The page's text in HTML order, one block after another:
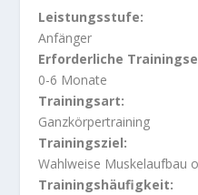
Leistungsstufe:
Anfänger
Erforderliche
0-6 Monate
Trainingsart:
Ganzkörpertraining
Trainingsziel:
Wahlweise Muskelaufbau
Trainingshäufigkeit: